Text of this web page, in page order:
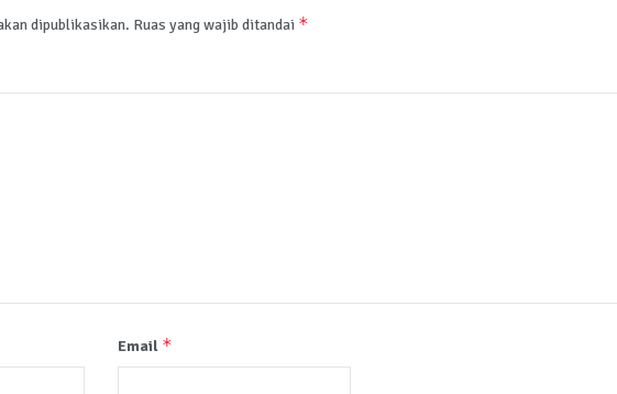
dipublikasikan. Ruas yang wajib ditandai *
Email *